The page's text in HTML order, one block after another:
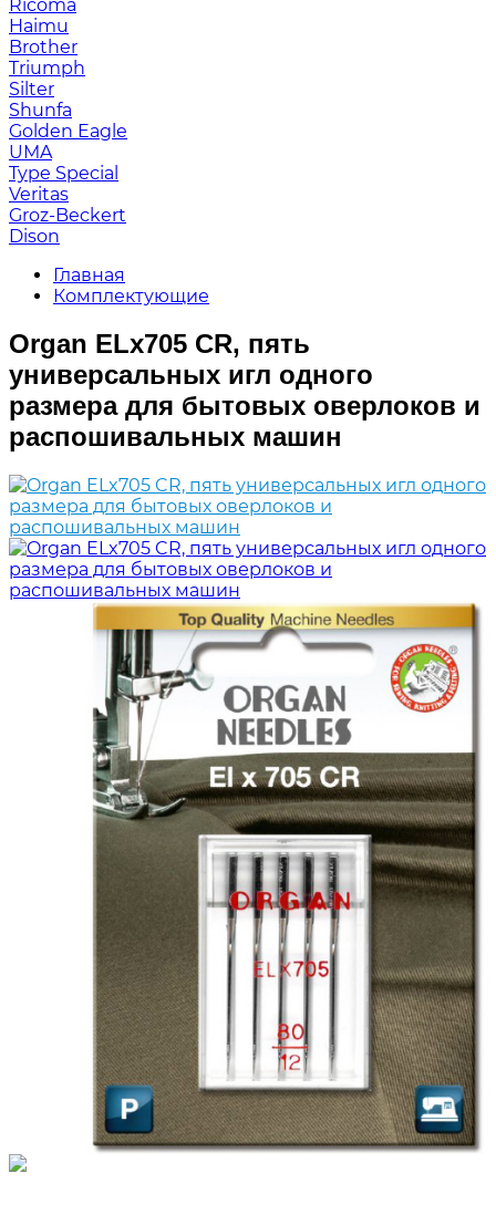
Ricoma
Haimu
Brother
Triumph
Silter
Shunfa
Golden Eagle
UMA
Type Special
Veritas
Groz-Beckert
Dison
Главная
Комплектующие
Organ ELx705 CR, пять
универсальных игл одного
размера для бытовых оверлоков и
распошивальных машин